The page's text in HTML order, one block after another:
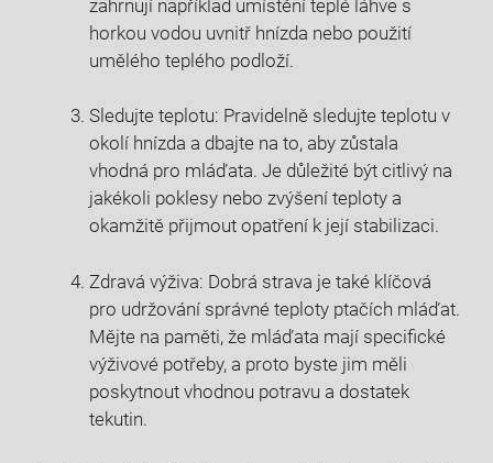
zahrnují například umístění teplé láhve s
horkou vodou uvnitř hnízda nebo použití
umělého teplého podloží.
Sledujte teplotu: Pravidelně sledujte teplotu v
okolí hnízda a dbajte na to, aby zůstala
vhodná pro mláďata. Je důležité být citlivý na
jakékoli poklesy nebo zvýšení teploty a
okamžitě přijmout opatření k její stabilizaci.
Zdravá výživa: Dobrá strava je také klíčová
pro udržování správné teploty ptačích mláďat.
Mějte na paměti, že mláďata mají specifické
výživové potřeby, a proto byste jim měli
poskytnout vhodnou potravu a dostatek
tekutin.